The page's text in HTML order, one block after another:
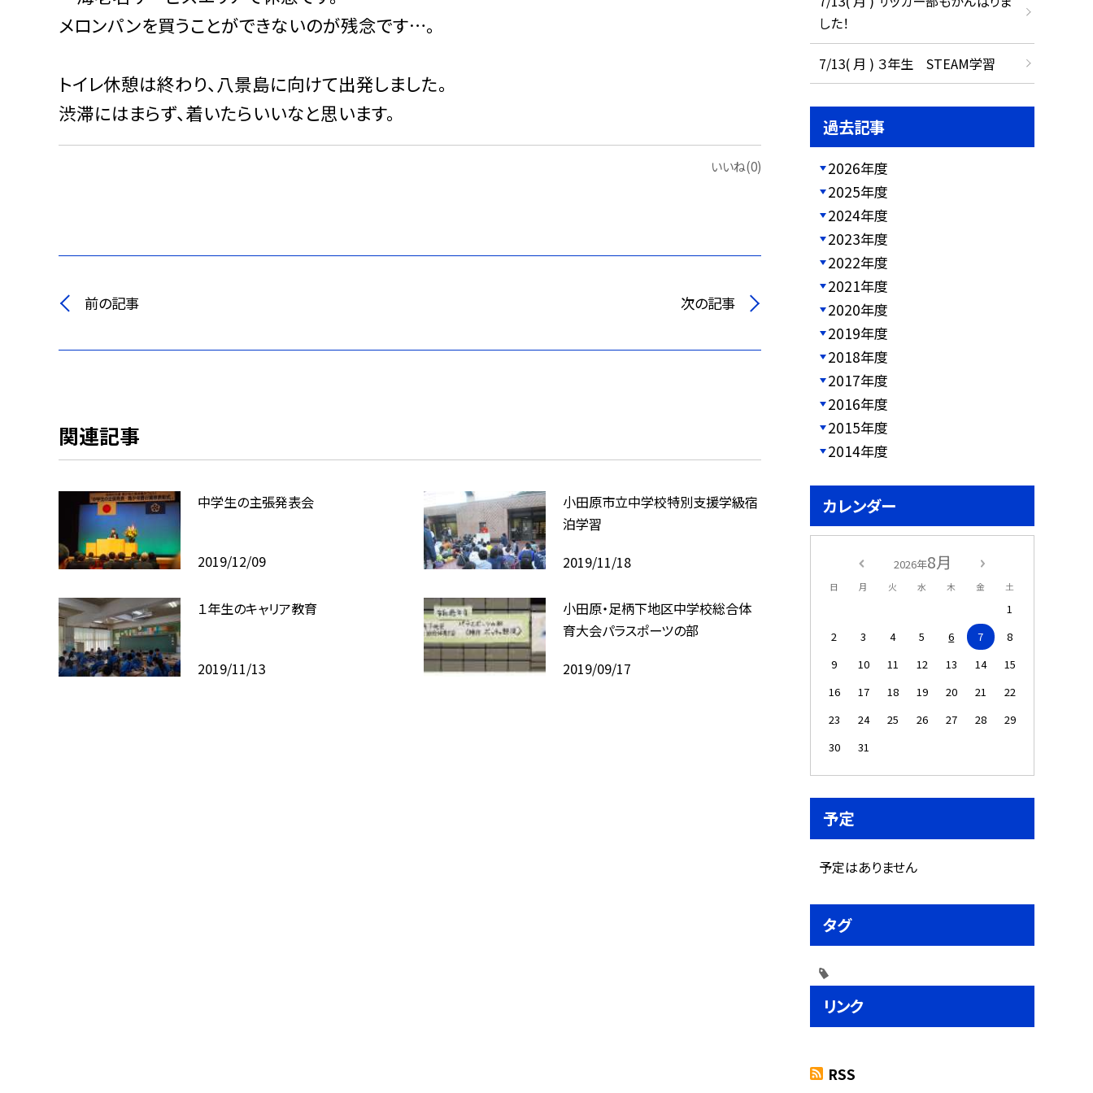
メロンパンを買うことができないのが残念です…。
トイレ休憩は終わり、八景島に向けて出発しました。
渋滞にはまらず、着いたらいいなと思います。
いいね(0)
前の記事 次の記事
関連記事
中学生の主張発表会
2019/12/09
小田原市立中学校特別支援学級宿
泊学習
2019/11/18
１年生のキャリア教育
2019/11/13
小田原・足柄下地区中学校総合体
育大会パラスポーツの部
2019/09/17
した！
7/13( 月 ) ３年生 STEAM学習
過去記事
2026年度
2025年度
2024年度
2023年度
2022年度
2021年度
2020年度
2019年度
2018年度
2017年度
2016年度
2015年度
2014年度
カレンダー
2026年8月
日 月 火 水 木 金 土
1
2
3 4 5 6 7
8
9
10 11 12 13 14
15
16
17 18 19 20 21
22
23
24 25 26 27 28
29
30
31
予定
予定はありません
タグ
リンク
RSS